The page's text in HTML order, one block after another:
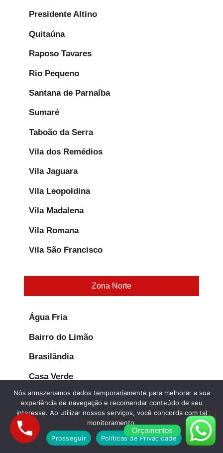
Presidente Altino
Quitaúna
Raposo Tavares
Rio Pequeno
Santana de Parnaíba
Sumaré
Taboão da Serra
Vila dos Remédios
Vila Jaguara
Vila Leopoldina
Vila Madalena
Vila Romana
Vila São Francisco
Zona Norte
Água Fria
Bairro do Limão
Brasilândia
Casa Verde
Freguesia do Ó
Horto Florestal
Imirim
Orçamentos
Nós armazenamos dados temporariamente para melhorar a sua
experiência de navegação e recomendar conteúdo de seu
interesse. Ao utilizar nossos serviços, você concorda com tal
monitoramento.
Prosseguir
Políticas de Privacidade